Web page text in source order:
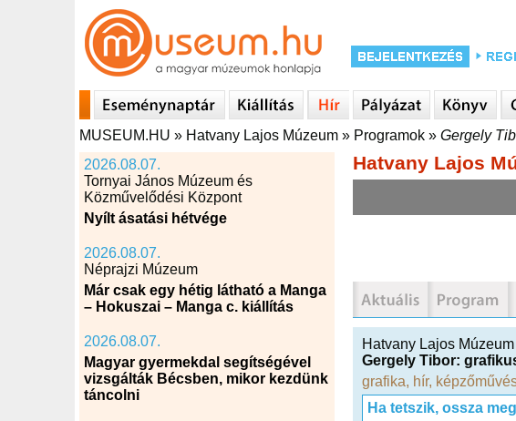
MUSEUM.HU » Hatvany Lajos Múzeum » Programok » Gergely
2026.08.07.
Tornyai János Múzeum és
Közművelődési Központ
Nyílt ásatási hétvége
2026.08.07.
Néprajzi Múzeum
Már csak egy hétig látható a Manga
– Hokuszai – Manga c. kiállítás
2026.08.07.
Magyar gyermekdal segítségével
vizsgálták Bécsben, mikor kezdünk
táncolni
Hatvany Lajos
Hatvany Lajos Múzeum
Gergely Tibor:
grafika, hír,
Ha tetszik, ossza